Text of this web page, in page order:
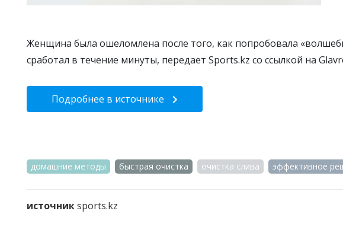
Женщина была ошеломлена после того, как попробовала
сработал в течение минуты, передает Sports.kz со ссылкой на
Подробнее в источнике
домашние методы быстрая очистка очистка слива эффективное
источникsports.kz